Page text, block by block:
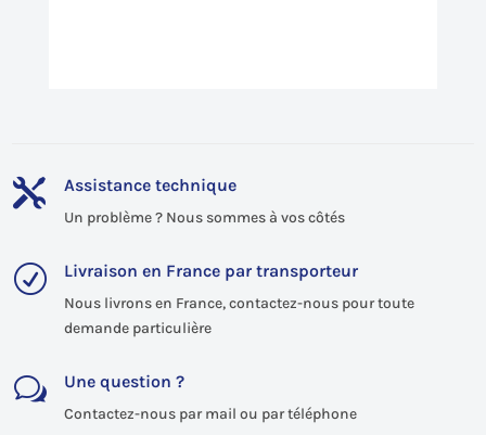
 Assistance technique
Un problème ? Nous sommes à vos côtés
R Livraison en France par transporteur
Nous livrons en France, contactez-nous pour toute
demande particulière
w Une question ?
Contactez-nous par mail ou par téléphone